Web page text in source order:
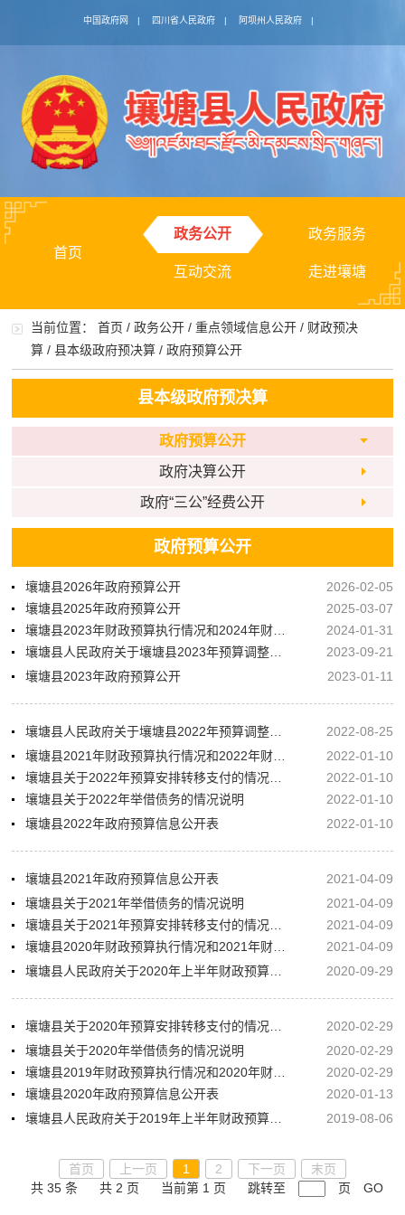
中国政府网 | 四川省人民政府 | 阿坝州人民政府 |
首页
政务公开 政务服务
互动交流 走进壤塘
当前位置：首页 /政务公开 /重点领域信息公开 / 财政预决
算 /县本级政府预决算 /政府预算公开
县本级政府预决算
政府预算公开
政府决算公开
政府“三公”经费公开
政府预算公开
壤塘县2026年政府预算公开
2026-02-05
壤塘县2025年政府预算公开
2025-03-07
2024-01-31
2023-09-21
壤塘县2023年政府预算公开
2023-01-11
2022-08-25
2022-01-10
2022-01-10
壤塘县关于2022年举借债务的情况说明
2022-01-10
壤塘县2022年政府预算信息公开表
2022-01-10
壤塘县2021年政府预算信息公开表
2021-04-09
壤塘县关于2021年举借债务的情况说明
2021-04-09
2021-04-09
2021-04-09
2020-09-29
2020-02-29
壤塘县关于2020年举借债务的情况说明
2020-02-29
2020-02-29
壤塘县2020年政府预算信息公开表
2020-01-13
2019-08-06
首页 上一页 1 2 下一页
末页
共 35 条
共 2 页 当前第 1 页 跳转至 页 GO